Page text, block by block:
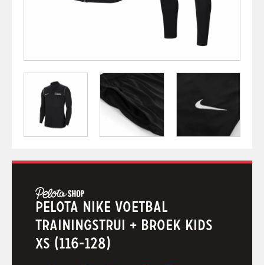
PELOTA NIKE VOETBAL
TRAININGSTRUI + BROEK KIDS
XS (116-128)